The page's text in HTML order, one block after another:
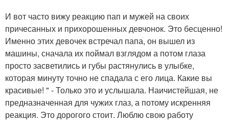
И вот часто вижу реакцию пап и мужей на своих
причесанных и прихорошенных девчонок. Это бесценно!
Именно этих девочек встречал папа, он вышел из
машины, сначала их поймал взглядом а потом глаза
просто засветились и губы растянулись в улыбке,
которая минуту точно не спадала с его лица. Какие вы
красивые! " - Только это и услышала. Наичистейшая, не
предназначенная для чужих глаз, а потому искренняя
реакция. Это дорогого стоит. Люблю свою работу